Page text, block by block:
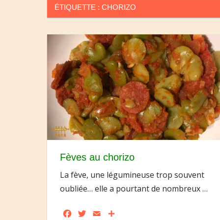
ÉTIQUETTE : CHORIZO
Fèves au chorizo
La fève, une légumineuse trop souvent
oubliée… elle a pourtant de nombreux…
FacebookTwitter
Email